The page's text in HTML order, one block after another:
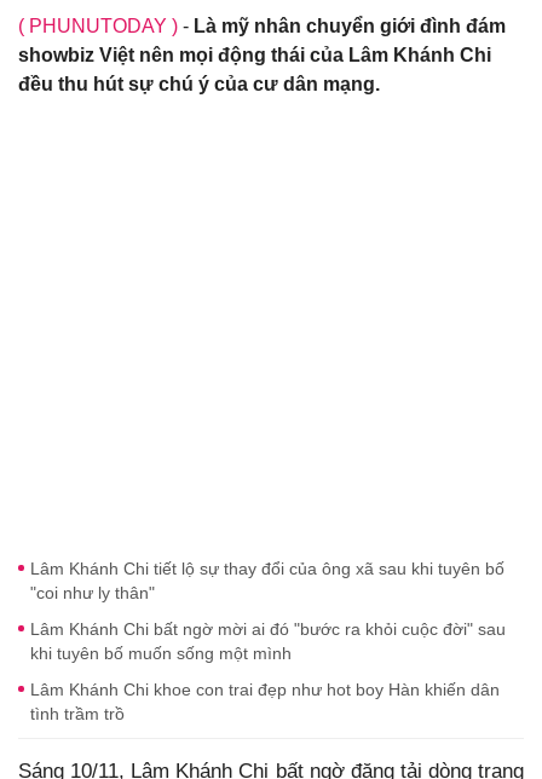
( PHUNUTODAY ) - Là mỹ nhân chuyển giới đình đám
showbiz Việt nên mọi động thái của Lâm Khánh Chi
đều thu hút sự chú ý của cư dân mạng.
Lâm Khánh Chi tiết lộ sự thay đổi của ông xã sau khi tuyên bố
"coi như ly thân"
Lâm Khánh Chi bất ngờ mời ai đó "bước ra khỏi cuộc đời" sau
khi tuyên bố muốn sống một mình
Lâm Khánh Chi khoe con trai đẹp như hot boy Hàn khiến dân
tình trầm trồ
Sáng 10/11, Lâm Khánh Chi bất ngờ đăng tải dòng trạng